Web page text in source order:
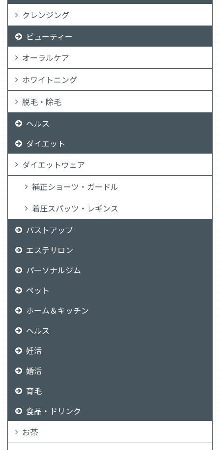
クレンジング
ビューティー
オーラルケア
ホワイトニング
脱毛・除毛
ヘルス
ダイエット
ダイエットウェア
補正ショーツ・ガードル
着圧スパッツ・レギンス
バストアップ
エステサロン
パーソナルジム
ペット
ホーム＆キッチン
ヘルス
妊活
婚活
育毛
食品・ドリンク
お茶